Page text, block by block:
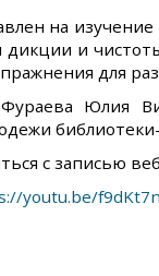
на
дикции и
для
Фураева Юлия
с записью
youtu.be/